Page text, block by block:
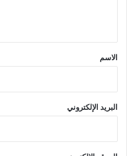
*
الاسم
البريد الإلكتروني